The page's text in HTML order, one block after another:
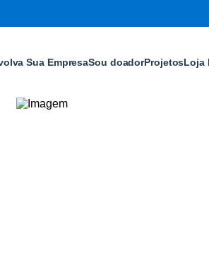
Sua EmpresaSou doadorProjetosLoja